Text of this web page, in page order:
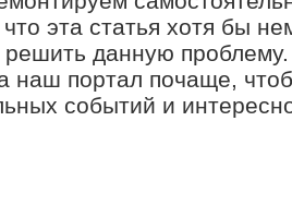
эта статья хοтя бы
данную проблему.
наш портал почаще,
событий и